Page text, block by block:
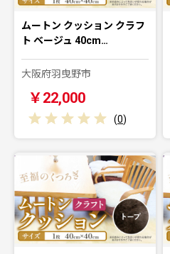
ムートン クッション クラフ
ト ベージュ 40cm…
大阪府羽曳野市
￥22,000
(0)